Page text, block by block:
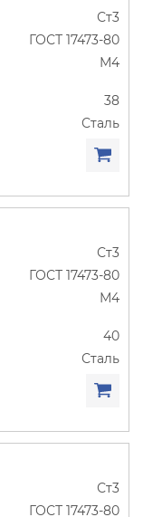
Ст3
ГОСТ 17473-80
М4
38
Сталь
Ст3
ГОСТ 17473-80
М4
40
Сталь
Ст3
ГОСТ 17473-80